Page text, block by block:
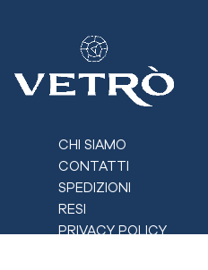
CHI SIAMO
CONTATTI
SPEDIZIONI
RESI
PRIVACY POLICY